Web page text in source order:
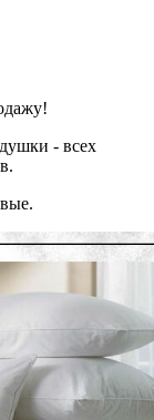
- всех